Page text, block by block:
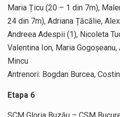
Maria Țicu (20 – 1 din 7m),
24 din 7m), Adriana Țăcălie,
Andreea Adespii (1), Nicoleta
Valentina Ion, Maria
Mincu
Antrenori: Bogdan Burcea,
Etapa 6